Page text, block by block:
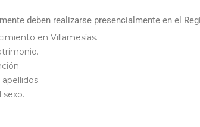
deben realizarse presencialmente en el
en Villamesías.